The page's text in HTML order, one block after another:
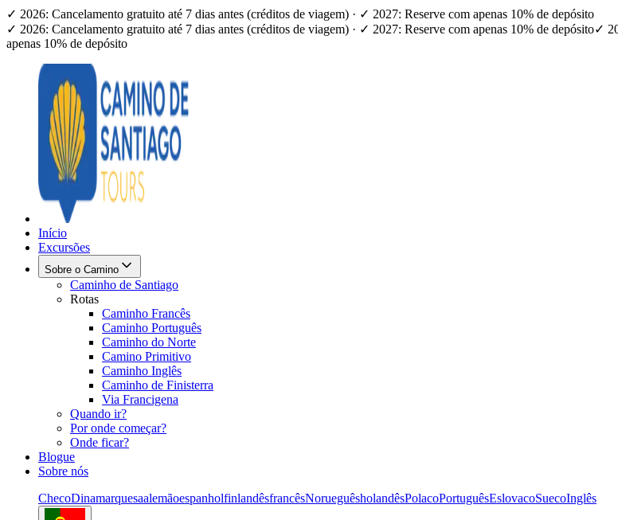
✓ 2026: Cancelamento gratuito até 7 dias antes (créditos de viagem) · ✓ 2027: Reserve com apenas 10% de depósito
✓ 2026: Cancelamento gratuito até 7 dias antes (créditos de viagem) · ✓ 2027: Reserve com apenas 10% de depósito✓
apenas 10% de depósito
Início
Excursões
Sobre o Camino
Caminho de Santiago
Rotas
Caminho Francês
Caminho Português
Caminho do Norte
Camino Primitivo
Caminho Inglês
Caminho de Finisterra
Via Francigena
Quando ir?
Por onde começar?
Onde ficar?
Blogue
Sobre nós
ChecoDinamarquesaalemãoespanholfinlandêsfrancêsNorueguêsholandêsPolacoPortuguêsEslovacoSuecoInglês